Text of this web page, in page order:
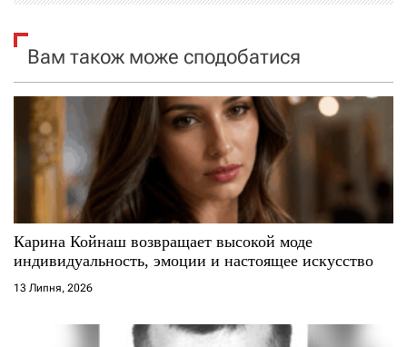
а
п
с
і
в
Вам також може сподобатися
Карина Койнаш возвращает высокой моде
индивидуальность, эмоции и настоящее искусство
13 Липня, 2026